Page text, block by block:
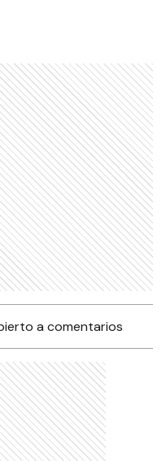
a comentarios